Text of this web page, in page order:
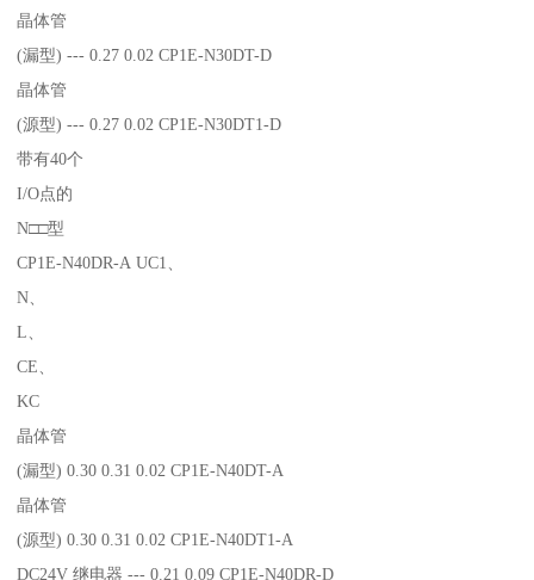
晶体管
(漏型) --- 0.27 0.02 CP1E-N30DT-D
晶体管
(源型) --- 0.27 0.02 CP1E-N30DT1-D
带有40个
I/O点的
N□□型
CP1E-N40DR-A UC1、
N、
L、
CE、
KC
晶体管
(漏型) 0.30 0.31 0.02 CP1E-N40DT-A
晶体管
(源型) 0.30 0.31 0.02 CP1E-N40DT1-A
DC24V 继电器 --- 0.21 0.09 CP1E-N40DR-D